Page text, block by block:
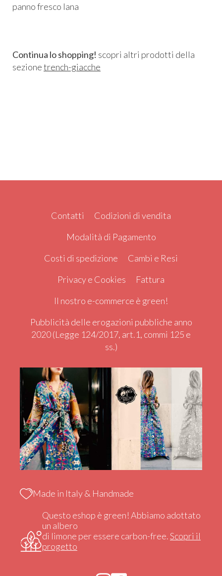
panno fresco lana
Continua lo shopping! scopri altri prodotti della
sezionetrench-giacche
Contatti
Codizioni di vendita
Modalità di Pagamento
Costi di spedizione
Cambi e Resi
Privacy e Cookies
Fattura
Il nostro e-commerce è green!
Pubblicità delle erogazioni pubbliche anno
2020 (Legge 124/2017, art.1, commi 125 e
ss.)
Made in Italy & Handmade
Questo eshop è green! Abbiamo adottato
un albero
di limone per essere carbon-free.Scopri il
progetto